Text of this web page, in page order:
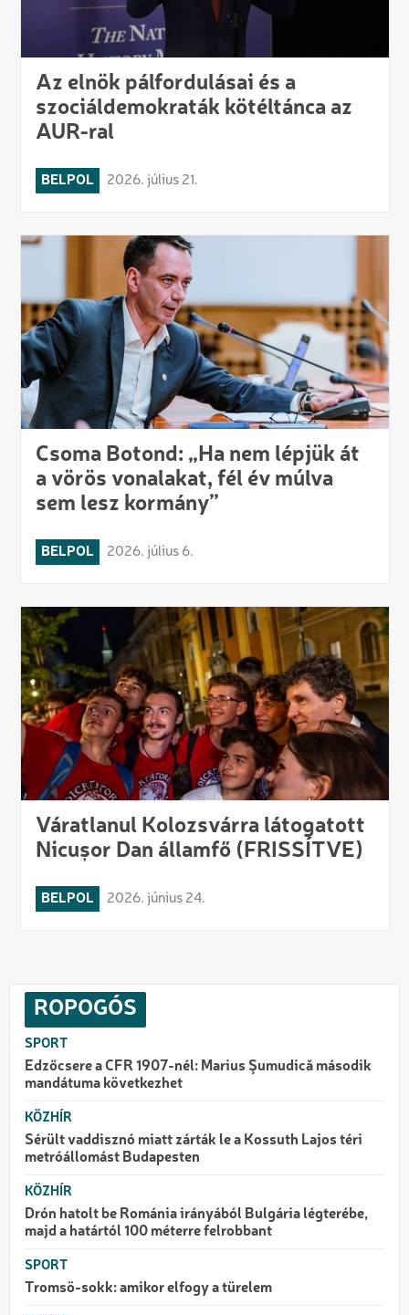
Az elnök pálfordulásai és a
szociáldemokraták kötéltánca az
AUR-ral
BELPOL 2026. július 21.
Csoma Botond: „Ha nem lépjük át
a vörös vonalakat, fél év múlva
sem lesz kormány”
BELPOL 2026. július 6.
Váratlanul Kolozsvárra látogatott
Nicușor Dan államfő (FRISSÍTVE)
BELPOL 2026. június 24.
ROPOGÓS
SPORT
Edzőcsere a CFR 1907-nél: Marius Şumudică második
mandátuma következhet
KÖZHÍR
Sérült vaddisznó miatt zárták le a Kossuth Lajos téri
metróállomást Budapesten
KÖZHÍR
Drón hatolt be Románia irányából Bulgária légterébe,
majd a határtól 100 méterre felrobbant
SPORT
Tromsö-sokk: amikor elfogy a türelem